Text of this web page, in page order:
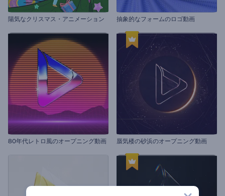
陽気なクリスマス・アニメーション 抽象的なフォームのロゴ動画
80年代レトロ風のオープニング動画 蜃気楼の砂浜のオープニング動画